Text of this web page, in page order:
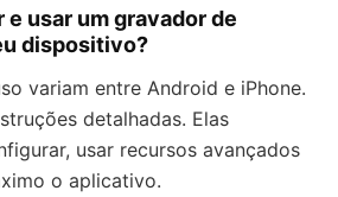
usar um gravador de
dispositivo?
variam entre Android e iPhone.
detalhadas. Elas
usar recursos avançados
o aplicativo.